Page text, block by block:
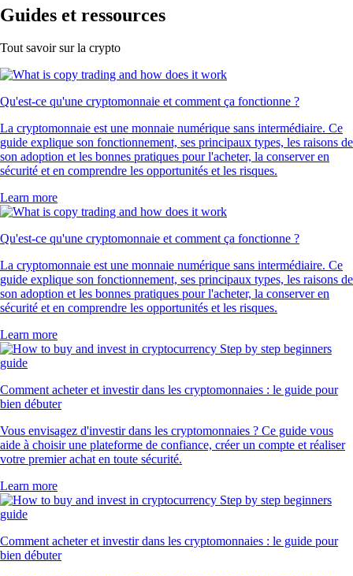
Guides et ressources
Tout savoir sur la crypto
Qu'est-ce qu'une cryptomonnaie et comment ça fonctionne ?
La cryptomonnaie est une monnaie numérique sans intermédiaire. Ce
guide explique son fonctionnement, ses principaux types, les raisons de
son adoption et les bonnes pratiques pour l'acheter, la conserver en
sécurité et en comprendre les opportunités et les risques.
Learn more
Qu'est-ce qu'une cryptomonnaie et comment ça fonctionne ?
La cryptomonnaie est une monnaie numérique sans intermédiaire. Ce
guide explique son fonctionnement, ses principaux types, les raisons de
son adoption et les bonnes pratiques pour l'acheter, la conserver en
sécurité et en comprendre les opportunités et les risques.
Learn more
Comment acheter et investir dans les cryptomonnaies : le guide pour
bien débuter
Vous envisagez d'investir dans les cryptomonnaies ? Ce guide vous
aide à choisir une plateforme de confiance, créer un compte et réaliser
votre premier achat en toute sécurité.
Learn more
Comment acheter et investir dans les cryptomonnaies : le guide pour
bien débuter